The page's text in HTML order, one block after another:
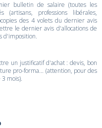
bulletin de salaire (toutes les
professions libérales,
des 4 volets du dernier avis
le dernier avis d'allocations de
d'imposition.
un justificatif d'achat : devis, bon
pro-forma... (attention, pour des
mois).